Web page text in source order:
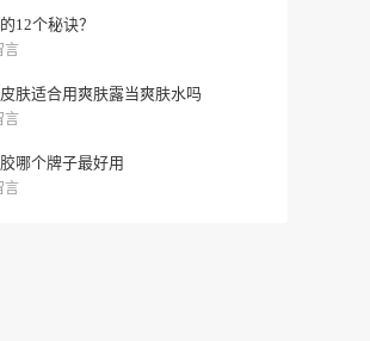
12个秘诀？
言
肤适合用爽肤露当爽肤水吗
言
哪个牌子最好用
言